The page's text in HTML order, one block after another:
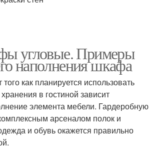
угловые. Примеры
наполнения шкафа
как планируется использовать
в гостиной зависит
элемента мебели. Гардеробную
арсеналом полок и
и обувь окажется правильно